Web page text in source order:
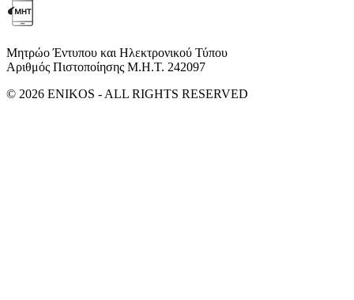
Μητρώο Έντυπου και Ηλεκτρονικού Τύπου
Αριθμός Πιστοποίησης Μ.Η.Τ. 242097
© 2026 ENIKOS - ALL RIGHTS RESERVED